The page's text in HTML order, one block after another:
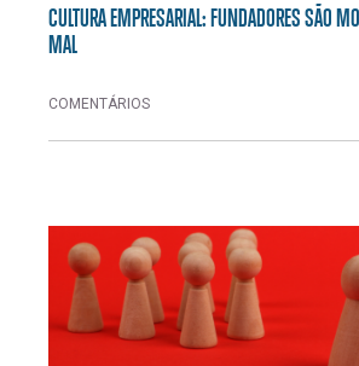
CULTURA EMPRESARIAL: FUNDADORES SÃO
MAL
COMENTÁRIOS